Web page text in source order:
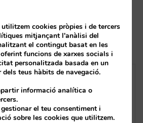
internacionalitzar el
cookies pròpies i de tercers
mitjançant l'anàlisi del
el contingut basat en les
funcions de xarxes socials i
personalitzada basada en un
teus hàbits de navegació.
informació analítica o
el teu consentiment i
sobre les cookies que utilitzem.